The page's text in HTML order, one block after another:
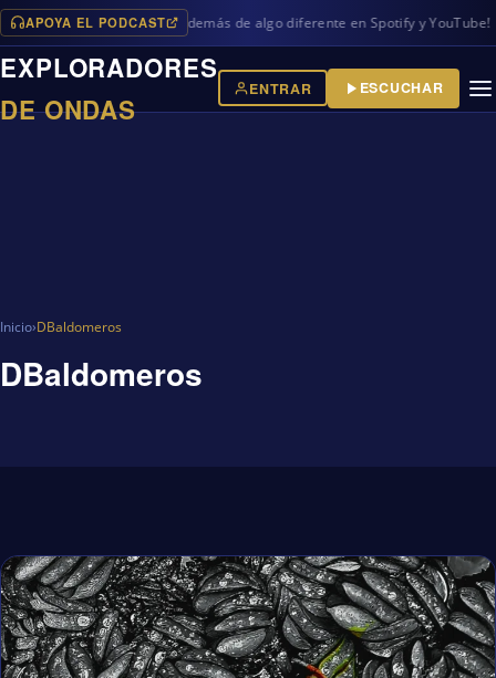
APOYA EL PODCAST
programas en iVoox, además de algo diferente en Spotify y YouTube!
EXPLORADORES
DE ONDAS
ENTRAR ESCUCHAR
Inicio›DBaldomeros
DBaldomeros